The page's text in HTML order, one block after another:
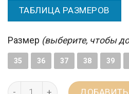
ТАБЛИЦА РАЗМЕРОВ
Размер (выберите, чтобы
35 36 37 38 39